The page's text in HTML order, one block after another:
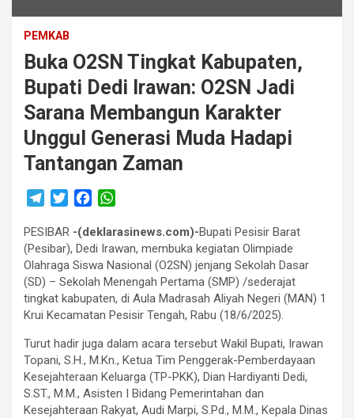
PEMKAB
Buka O2SN Tingkat Kabupaten,
Bupati Dedi Irawan: O2SN Jadi
Sarana Membangun Karakter
Unggul Generasi Muda Hadapi
Tantangan Zaman
l
e
g
r
a
m
i
t
t
e
r
c
e
b
o
o
k
a
t
s
A
p
p
PESIBAR -(deklarasinews.com)-Bupati Pesisir Barat
(Pesibar), Dedi Irawan, membuka kegiatan Olimpiade
Olahraga Siswa Nasional (O2SN) jenjang Sekolah Dasar
(SD) – Sekolah Menengah Pertama (SMP) /sederajat
tingkat kabupaten, di Aula Madrasah Aliyah Negeri (MAN) 1
Krui Kecamatan Pesisir Tengah, Rabu (18/6/2025).
Turut hadir juga dalam acara tersebut Wakil Bupati, Irawan
Topani, S.H., M.Kn., Ketua Tim Penggerak-Pemberdayaan
Kesejahteraan Keluarga (TP-PKK), Dian Hardiyanti Dedi,
S.ST., M.M., Asisten I Bidang Pemerintahan dan
Kesejahteraan Rakyat, Audi Marpi, S.Pd., M.M., Kepala Dinas